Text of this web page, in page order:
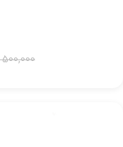
500,000